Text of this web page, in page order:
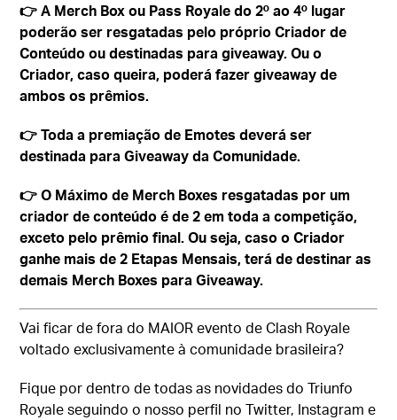
👉 A Merch Box ou Pass Royale do 2º ao 4º lugar
poderão ser resgatadas pelo próprio Criador de
Conteúdo ou destinadas para giveaway. Ou o
Criador, caso queira, poderá fazer giveaway de
ambos os prêmios.
👉 Toda a premiação de Emotes deverá ser
destinada para Giveaway da Comunidade.
👉 O Máximo de Merch Boxes resgatadas por um
criador de conteúdo é de 2 em toda a competição,
exceto pelo prêmio final. Ou seja, caso o Criador
ganhe mais de 2 Etapas Mensais, terá de destinar as
demais Merch Boxes para Giveaway.
Vai ficar de fora do MAIOR evento de Clash Royale
voltado exclusivamente à comunidade brasileira?
Fique por dentro de todas as novidades do Triunfo
Royale seguindo o nosso perfil no Twitter, Instagram e